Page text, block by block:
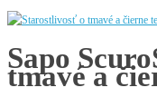
Sapo Scuro
tmavé a